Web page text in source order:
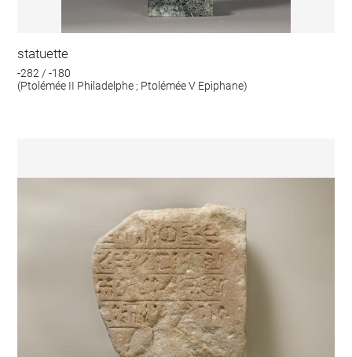
statuette
-282 / -180
(Ptolémée II Philadelphe ; Ptolémée V Epiphane)